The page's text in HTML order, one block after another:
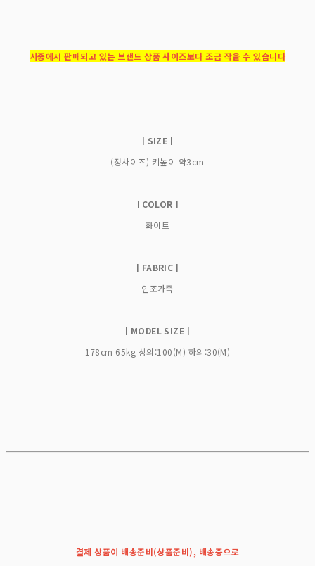
시중에서 판매되고 있는 브랜드 상품 사이즈보다 조금 작을 수 있습니다
ㅣSIZEㅣ
(정사이즈) 키높이 약3cm
ㅣCOLORㅣ
화이트
ㅣFABRICㅣ
인조가죽
ㅣMODEL SIZEㅣ
178cm 65kg 상의:100(M) 하의:30(M)
결제 상품이 배송준비(상품준비), 배송중으로